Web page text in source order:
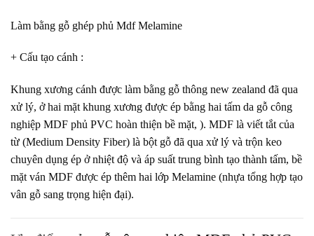
Làm bằng gỗ ghép phủ Mdf Melamine
+ Cấu tạo cánh :
Khung xương cánh được làm bằng gỗ thông new zealand đã qua
xử lý, ở hai mặt khung xương được ép bằng hai tấm da gỗ công
nghiệp MDF phủ PVC hoàn thiện bề mặt, ). MDF là viết tắt của
từ (Medium Density Fiber) là bột gỗ đã qua xử lý và trộn keo
chuyên dụng ép ở nhiệt độ và áp suất trung bình tạo thành tấm, bề
mặt ván MDF được ép thêm hai lớp Melamine (nhựa tổng hợp tạo
vân gỗ sang trọng hiện đại).